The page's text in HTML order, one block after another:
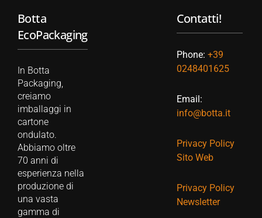
Botta
EcoPackaging
In Botta
Packaging,
creiamo
imballaggi in
cartone
ondulato.
Abbiamo oltre
70 anni di
esperienza nella
produzione di
una vasta
gamma di
Contatti!
Phone: +39
0248401625
Email:
info@botta.it
Privacy Policy
Sito Web
Privacy Policy
Newsletter